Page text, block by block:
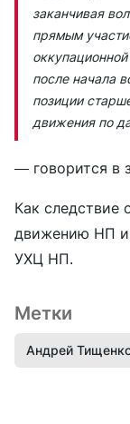
заканчивая
прямым
после начала
позиции
движения по
— говорится в
Как следствие
движению НП и
УХЦ НП.
Метки
Андрей